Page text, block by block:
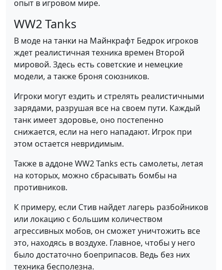
опыт в игровом мире.
WW2 Tanks
В моде на танки на Майнкрафт Бедрок игроков
ждет реалистичная техника времен Второй
мировой. Здесь есть советские и немецкие
модели, а также броня союзников.
Игроки могут ездить и стрелять реалистичными
зарядами, разрушая все на своем пути. Каждый
танк имеет здоровье, оно постепенно
снижается, если на него нападают. Игрок при
этом остается невридимым.
Также в аддоне WW2 Tanks есть самолеты, летая
на которых, можно сбрасывать бомбы на
противников.
К примеру, если Стив найдет лагерь разбойников
или локацию с большим количеством
агрессивных мобов, он сможет уничтожить все
это, находясь в воздухе. Главное, чтобы у него
было достаточно боеприпасов. Ведь без них
техника бесполезна.